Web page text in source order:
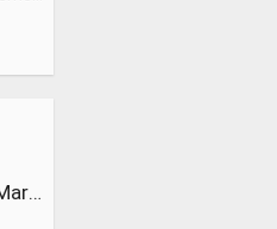
Daniel Fernandes Martins